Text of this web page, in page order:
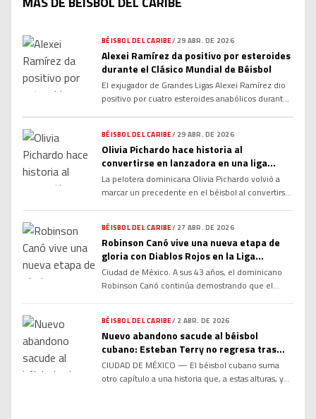
BÉISBOL DEL CARIBE/ 29 ABR. DE 2026
Alexei Ramírez da positivo por esteroides
durante el Clásico Mundial de Béisbol
El exjugador de Grandes Ligas Alexei Ramírez dio
positivo por cuatro esteroides anabólicos durante
Internacional de Controles. El caso provocó
impacto en el béisbol internacional por tratarse de
una figura reconocida y por ocurrir en uno de los
torneos más […]
BÉISBOL DEL CARIBE/ 29 ABR. DE 2026
Olivia Pichardo hace historia al
convertirse en lanzadora en una liga
masculina en República Dominicana
La pelotera dominicana Olivia Pichardo volvió a
marcar un precedente en el béisbol al convertirse
histórico a una trayectoria que ya la ha colocado
como referente del deporte femenino en la
región. Pichardo, reconocida por ser la primera
mujer en formar parte […]
BÉISBOL DEL CARIBE/ 27 ABR. DE 2026
Robinson Canó vive una nueva etapa de
gloria con Diablos Rojos en la Liga
Mexicana
Ciudad de México. A sus 43 años, el dominicano
Robinson Canó continúa demostrando que el
disfrutando al máximo su experiencia con los
Diablos Rojos del México, organización con la que
disputa su tercera temporada en la Liga Mexicana
de Béisbol. Canó […]
BÉISBOL DEL CARIBE/ 2 ABR. DE 2026
Nuevo abandono sacude al béisbol
cubano: Esteban Terry no regresa tras
torneo en México
CIUDAD DE MÉXICO — El béisbol cubano suma
otro capítulo a una historia que, a estas alturas, ya